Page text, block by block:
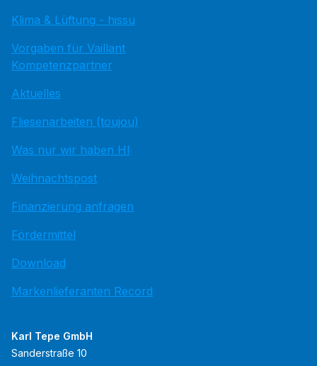
Klima & Lüftung - hissu
Vorgaben für Vaillant
Kompetenzpartner
Aktuelles
Fliesenarbeiten (toujou)
Was nur wir haben HI
Weihnachtspost
Finanzierung anfragen
Fördermittel
Download
Markenlieferanten Record
Karl Tepe GmbH
Sanderstraße 10